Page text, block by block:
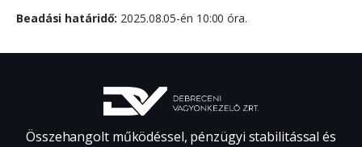
Beadási határidő: 2025.08.05-én 10:00 óra.
Összehangolt működéssel, pénzügyi stabilitással és